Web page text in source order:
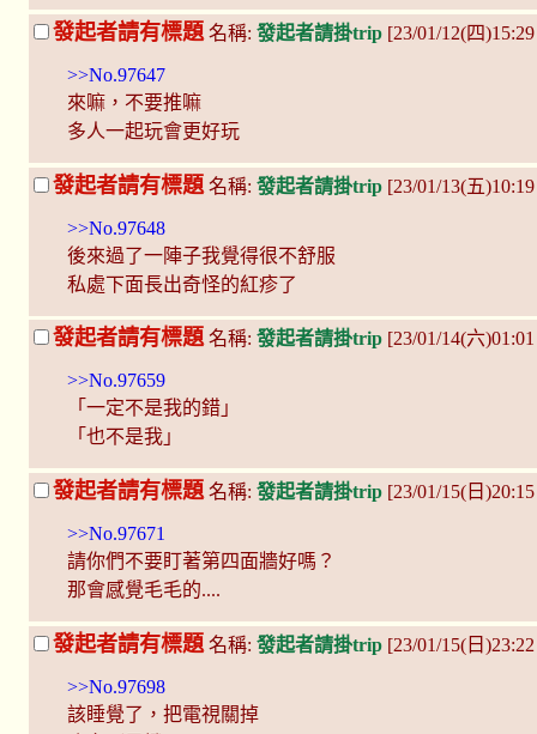
發起者請有標題 名稱: 發起者請掛trip [23/01/12(四
>>No.97647
來嘛，不要推嘛
多人一起玩會更好玩
發起者請有標題 名稱: 發起者請掛trip [23/01/13(五
>>No.97648
後來過了一陣子我覺得很不舒服
私處下面長出奇怪的紅疹了
發起者請有標題 名稱: 發起者請掛trip [23/01/14(六
>>No.97659
「一定不是我的錯」
「也不是我」
發起者請有標題 名稱: 發起者請掛trip [23/01/15(日
>>No.97671
請你們不要盯著第四面牆好嗎？
那會感覺毛毛的....
發起者請有標題 名稱: 發起者請掛trip [23/01/15(日
>>No.97698
該睡覺了，把電視關掉